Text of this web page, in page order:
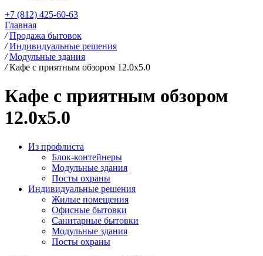
+7 (812) 425-60-63
Главная
/ Продажа бытовок
/ Индивидуальные решения
/ Модульные здания
/ Кафе с приятным обзором 12.0x5.0
Кафе с приятным обзором
12.0x5.0
Из профлиста
Блок-контейнеры
Модульные здания
Посты охраны
Индивидуальные решения
Жилые помещения
Офисные бытовки
Санитарные бытовки
Модульные здания
Посты охраны